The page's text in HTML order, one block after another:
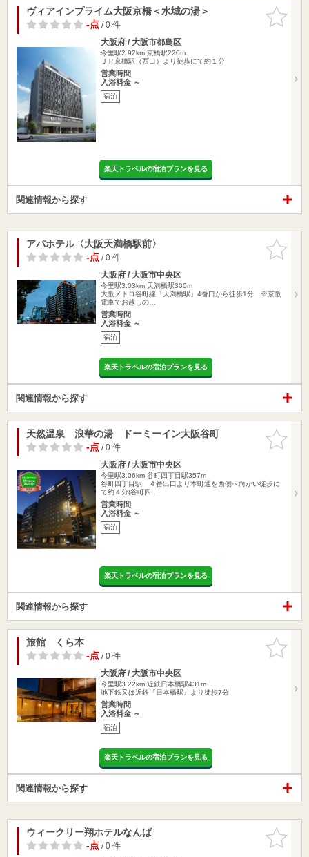
お気に入
りに追加
ヴィアインプライム大阪京橋＜水城の湯＞
-点/ 0 件
大阪府 / 大阪市都島区
今里駅2.92km 京橋駅220m
ＪＲ京橋駅（西口）より徒歩にて約１分
営業時間
入浴料金 ～
宿泊
楽天トラベルの宿泊プランを見る
関連情報から探す
お気に入
りに追加
アパホテル〈大阪天満橋駅前〉
-点/ 0 件
大阪府 / 大阪市中央区
今里駅3.03km 天満橋駅300m
大阪メトロ谷町線「天満橋駅」4番口から徒歩1分 ※京阪
電車でお越しの…
営業時間
入浴料金 ～
宿泊
楽天トラベルの宿泊プランを見る
関連情報から探す
お気に入
りに追加
天然温泉 浪華の湯 ドーミーイン大阪谷町
-点/ 0 件
大阪府 / 大阪市中央区
今里駅3.06km 谷町四丁目駅357m
谷町四丁目駅 ４番出口より本町通を西側へ向かい徒歩に
て約４分(谷町四…
営業時間
入浴料金 ～
宿泊
楽天トラベルの宿泊プランを見る
関連情報から探す
お気に入
りに追加
旅館 くら本
-点/ 0 件
大阪府 / 大阪市中央区
今里駅3.22km 近鉄日本橋駅431m
地下鉄又は近鉄『日本橋駅』より徒歩7分
営業時間
入浴料金 ～
宿泊
楽天トラベルの宿泊プランを見る
関連情報から探す
お気に入
りに追加
ウィークリー翔ホテルなんば
-点/ 0 件